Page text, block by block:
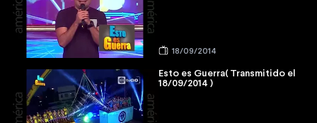
18/09/2014
Esto es Guerra( Transmitido el
18/09/2014 )